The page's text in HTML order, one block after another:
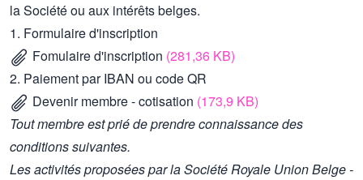
la Société ou aux intérêts belges.
1. Formulaire d'inscription
Fomulaire d'inscription (281,36 KB)
2. Paiement par IBAN ou code QR
Devenir membre - cotisation (173,9 KB)
Tout membre est prié de prendre connaissance des
conditions suivantes.
Les activités proposées par la Société Royale Union Belge -